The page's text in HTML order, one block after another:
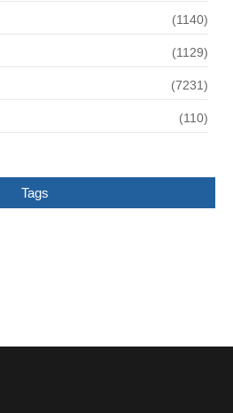
(1140)
(1129)
(7231)
(110)
Tags